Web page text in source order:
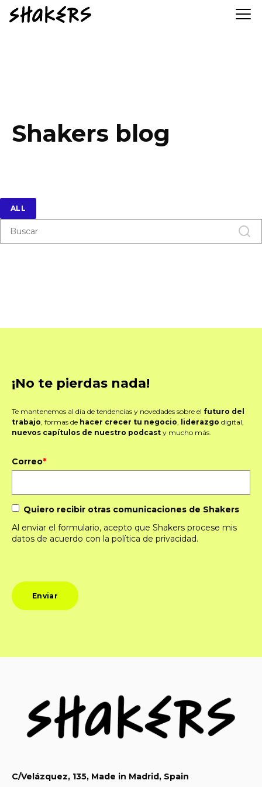
Shakers blog
ALL
¡No te pierdas nada!
Te mantenemos al día de tendencias y novedades sobre el futuro del
trabajo , formas de hacer crecer tu negocio liderazgo digital,
nuevos capítulos de nuestro podcast y mucho más.
Correo*
Quiero recibir otras comunicaciones de Shakers
Al enviar el formulario, acepto que Shakers procese mis
datos de acuerdo con la política de privacidad.
C/Velázquez, 135, Made in Madrid, Spain